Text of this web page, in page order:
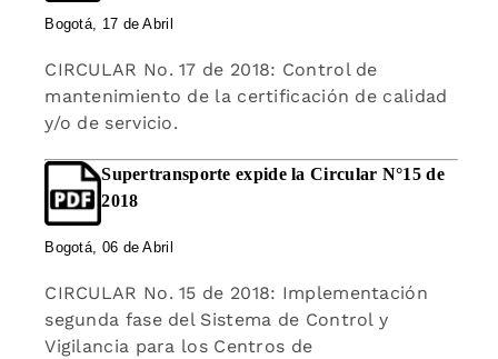
Bogotá, 17 de Abril
CIRCULAR No. 17 de 2018: Control de
mantenimiento de la certificación de calidad
y/o de servicio.
Supertransporte expide la Circular N°15 de
2018
Bogotá, 06 de Abril
CIRCULAR No. 15 de 2018: Implementación
segunda fase del Sistema de Control y
Vigilancia para los Centros de